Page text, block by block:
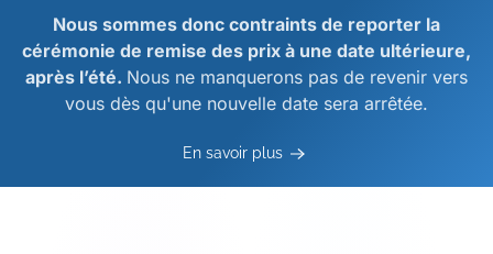
Nous sommes donc contraints de reporter la
cérémonie de remise des prix à une date ultérieure,
après l’été. Nous ne manquerons pas de revenir vers
vous dès qu'une nouvelle date sera arrêtée.
En savoir plus